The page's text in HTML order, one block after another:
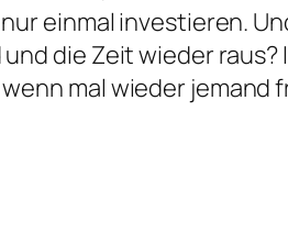
einmal investieren.
die Zeit wieder raus?
mal wieder